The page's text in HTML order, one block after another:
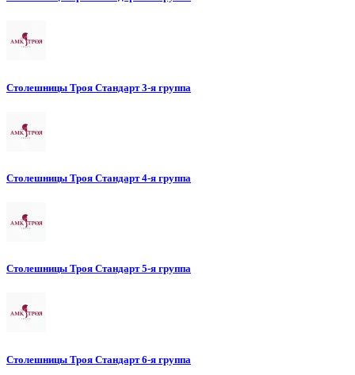
Столешницы Троя Стандарт 3-я группа
Столешницы Троя Стандарт 4-я группа
Столешницы Троя Стандарт 5-я группа
Столешницы Троя Стандарт 6-я группа